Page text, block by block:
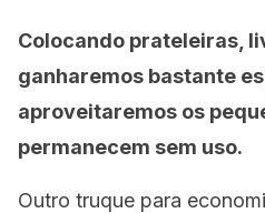
Colocando prateleiras,
ganharemos bastante
aproveitaremos os
permanecem sem uso.
Outro truque para